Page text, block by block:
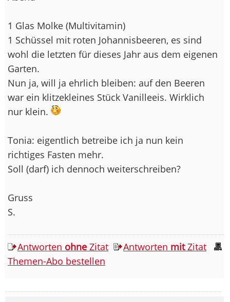
1 Glas Molke (Multivitamin)
1 Schüssel mit roten Johannisbeeren, es sind
wohl die letzten für dieses Jahr aus dem eigenen
Garten.
Nun ja, will ja ehrlich bleiben: auf den Beeren
war ein klitzekleines Stück Vanilleeis. Wirklich
nur klein.
Tonia: eigentlich betreibe ich ja nun kein
richtiges Fasten mehr.
Soll (darf) ich dennoch weiterschreiben?
Gruss
S.
Antworten ohne Zitat Antworten mitZitat
Themen-Abo bestellen